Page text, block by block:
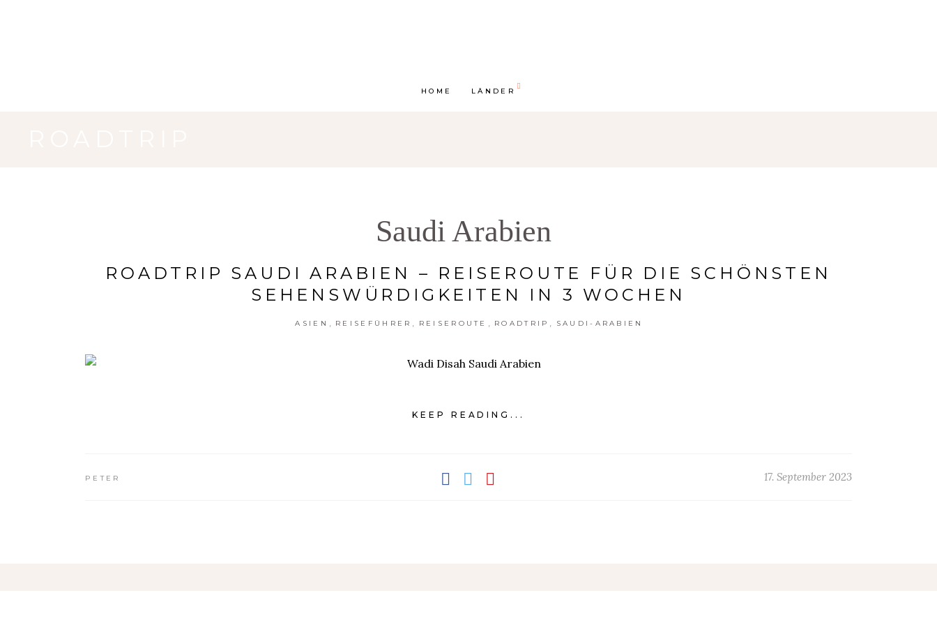
HOME LÄNDER
Saudi Arabien
ROADTRIP SAUDI ARABIEN – REISEROUTE FÜR DIE SCHÖNSTEN
SEHENSWÜRDIGKEITEN IN 3 WOCHEN
ASIEN REISEFÜHRER REISEROUTE ROADTRIP SAUDI-ARABIEN
KEEP READING...
PETER 17. September 2023